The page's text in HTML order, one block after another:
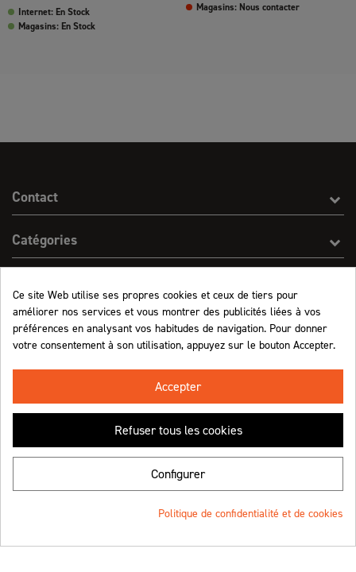
Internet: En Stock
Magasins: En Stock
Magasins: Nous contacter
Contact
Catégories
Informations
Retrouvez-nous !
Ce site Web utilise ses propres cookies et ceux de tiers pour
améliorer nos services et vous montrer des publicités liées à vos
préférences en analysant vos habitudes de navigation. Pour donner
votre consentement à son utilisation, appuyez sur le bouton Accepter.
Accepter
Refuser tous les cookies
Configurer
Politique de confidentialité et de cookies